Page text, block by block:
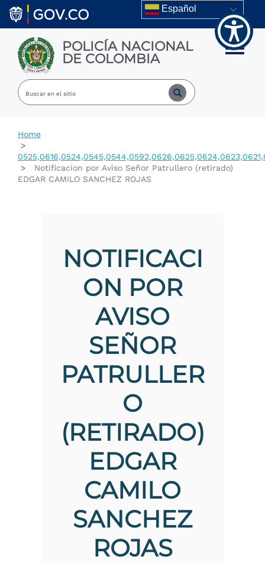
Welcome
All
Accessibility
screen
reader.
Accessibility
screen
reader,
Skip to main content Español
POLICÍA NACIONAL
DE COLOMBIA Toggle
Home
Notificacion por Aviso Señor Patrullero (retirado)
EDGAR CAMILO SANCHEZ ROJAS
NOTIFICACI
ON POR
AVISO
SEÑOR
PATRULLER
O
(RETIRADO)
EDGAR
CAMILO
SANCHEZ
ROJAS